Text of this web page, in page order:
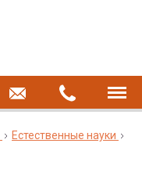
Естественные науки